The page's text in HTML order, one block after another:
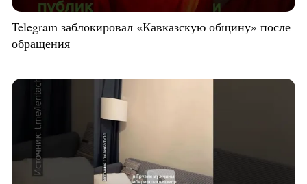
Telegram заблокировал «Кавказскую общину» после
обращения